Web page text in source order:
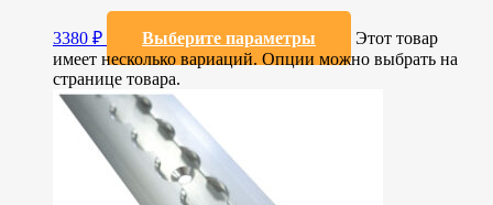
3380 ₽ Выберите параметры
Этот товар
имеет несколько вариаций. Опции можно выбрать на
странице товара.